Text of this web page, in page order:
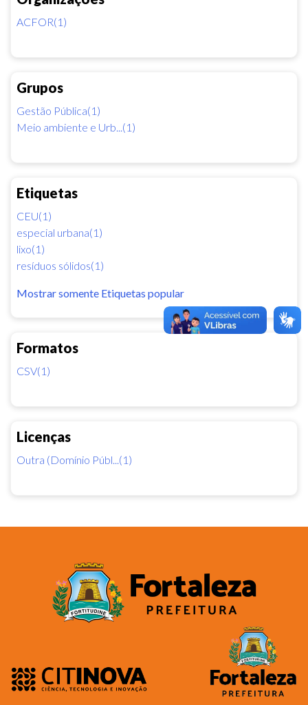
ACFOR(1)
Grupos
Gestão Pública(1)
Meio ambiente e Urb...(1)
Etiquetas
CEU(1)
especial urbana(1)
lixo(1)
resíduos sólidos(1)
Mostrar somente Etiquetas popular
Formatos
CSV(1)
Licenças
Outra (Domínio Públ...(1)